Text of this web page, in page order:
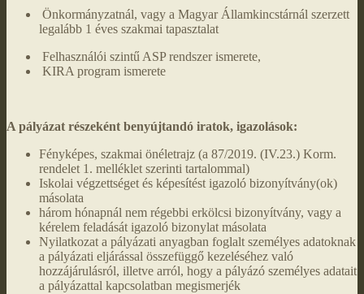
Önkormányzatnál, vagy a Magyar Államkincstárnál szerzett
legalább 1 éves szakmai tapasztalat
Felhasználói szintű ASP rendszer ismerete,
KIRA program ismerete
A pályázat részeként benyújtandó iratok, igazolások:
Fényképes, szakmai önéletrajz (a 87/2019. (IV.23.) Korm.
rendelet 1. melléklet szerinti tartalommal)
Iskolai végzettséget és képesítést igazoló bizonyítvány(ok)
másolata
három hónapnál nem régebbi erkölcsi bizonyítvány, vagy a
kérelem feladását igazoló bizonylat másolata
Nyilatkozat a pályázati anyagban foglalt személyes adatoknak
a pályázati eljárással összefüggő kezeléséhez való
hozzájárulásról, illetve arról, hogy a pályázó személyes adatait
a pályázattal kapcsolatban megismerjék